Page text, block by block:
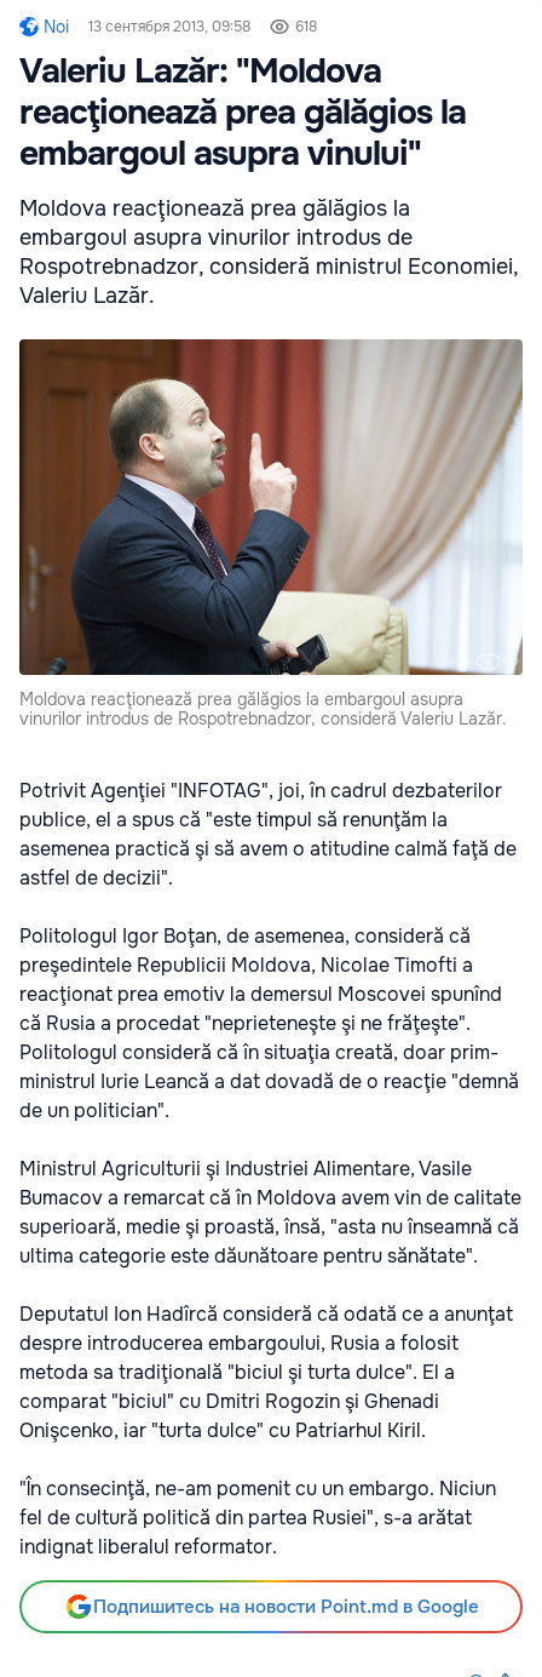
Noi 13 сентября 2013, 09:58 618
Valeriu Lazăr: "Moldova
reacţionează prea gălăgios la
embargoul asupra vinului"
Moldova reacţionează prea gălăgios la
embargoul asupra vinurilor introdus de
Rospotrebnadzor, consideră ministrul Economiei,
Valeriu Lazăr.
Moldova reacţionează prea gălăgios la embargoul asupra
vinurilor introdus de Rospotrebnadzor, consideră Valeriu Lazăr.
Potrivit Agenţiei "INFOTAG", joi, în cadrul dezbaterilor
publice, el a spus că "este timpul să renunţăm la
asemenea practică şi să avem o atitudine calmă faţă de
astfel de decizii".
Politologul Igor Boţan, de asemenea, consideră că
preşedintele Republicii Moldova, Nicolae Timofti a
reacţionat prea emotiv la demersul Moscovei spunînd
că Rusia a procedat "neprieteneşte şi ne frăţeşte".
Politologul consideră că în situaţia creată, doar prim-
ministrul Iurie Leancă a dat dovadă de o reacţie "demnă
de un politician".
Ministrul Agriculturii şi Industriei Alimentare, Vasile
Bumacov a remarcat că în Moldova avem vin de calitate
superioară, medie şi proastă, însă, "asta nu înseamnă că
ultima categorie este dăunătoare pentru sănătate".
Deputatul Ion Hadîrcă consideră că odată ce a anunţat
despre introducerea embargoului, Rusia a folosit
metoda sa tradiţională "biciul şi turta dulce". El a
comparat "biciul" cu Dmitri Rogozin şi Ghenadi
Onişcenko, iar "turta dulce" cu Patriarhul Kiril.
"În consecinţă, ne-am pomenit cu un embargo. Niciun
fel de cultură politică din partea Rusiei", s-a arătat
indignat liberalul reformator.
Подпишитесь на новости Point.md в Google